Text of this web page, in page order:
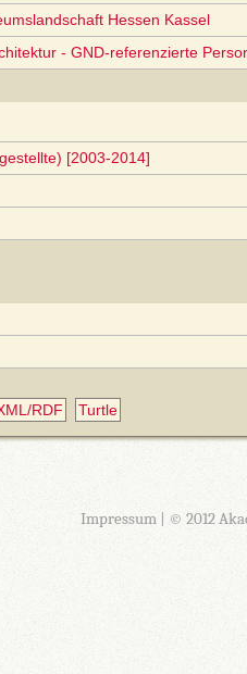
Hessen Kassel
- GND-referenzierte
[2003-2014]
RDF Turtle
Impressum| © 2012